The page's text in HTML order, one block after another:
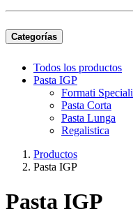
Categorías
Todos los productos
Pasta IGP
Formati Speciali
Pasta Corta
Pasta Lunga
Regalistica
Productos
Pasta IGP
Pasta IGP